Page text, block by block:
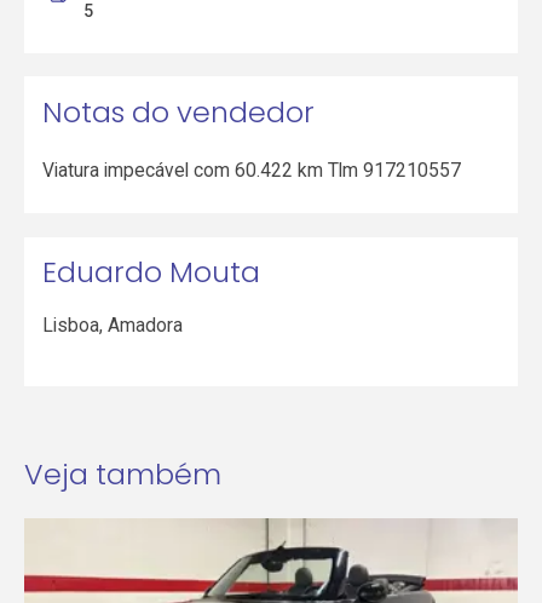
5
Notas do vendedor
Viatura impecável com 60.422 km Tlm 917210557
Eduardo Mouta
Lisboa,Amadora
Veja também